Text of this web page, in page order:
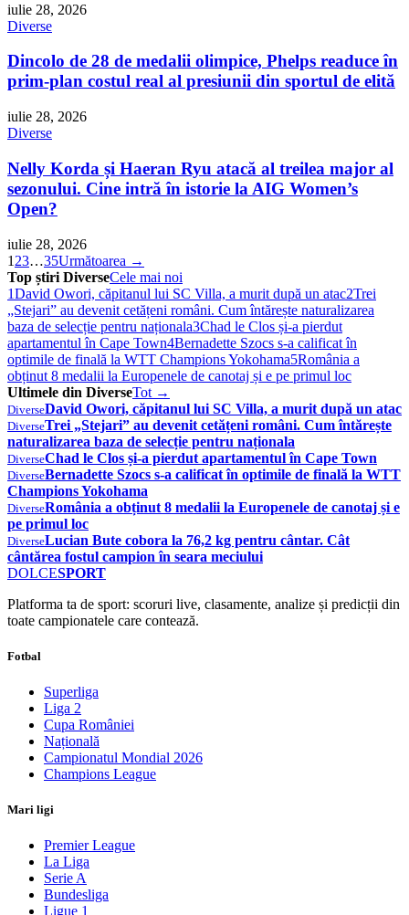
iulie 28, 2026
Diverse
Dincolo de 28 de medalii olimpice, Phelps readuce în
prim-plan costul real al presiunii din sportul de elită
iulie 28, 2026
Diverse
Nelly Korda și Haeran Ryu atacă al treilea major al
sezonului. Cine intră în istorie la AIG Women’s
Open?
iulie 28, 2026
1 23…35Următoarea →
Top știri DiverseCele mai noi
1David Owori, căpitanul lui SC Villa, a murit după un atac2Trei
„Stejari” au devenit cetățeni români. Cum întărește naturalizarea
baza de selecție pentru naționala3Chad le Clos și-a pierdut
apartamentul în Cape Town4Bernadette Szocs s-a calificat în
optimile de finală la WTT Champions Yokohama5România a
obținut 8 medalii la Europenele de canotaj și e pe primul loc
Ultimele din DiverseTot →
DiverseDavid Owori, căpitanul lui SC Villa, a murit după un atac
DiverseTrei „Stejari” au devenit cetățeni români. Cum întărește
naturalizarea baza de selecție pentru naționala
DiverseChad le Clos și-a pierdut apartamentul în Cape Town
DiverseBernadette Szocs s-a calificat în optimile de finală la WTT
Champions Yokohama
DiverseRomânia a obținut 8 medalii la Europenele de canotaj și e
pe primul loc
DiverseLucian Bute cobora la 76,2 kg pentru cântar. Cât
cântărea fostul campion în seara meciului
DOLCESPORT
Platforma ta de sport: scoruri live, clasamente, analize și predicții din
toate campionatele care contează.
Fotbal
Superliga
Liga 2
Cupa României
Națională
Campionatul Mondial 2026
Champions League
Mari ligi
Premier League
La Liga
Serie A
Bundesliga
Ligue 1